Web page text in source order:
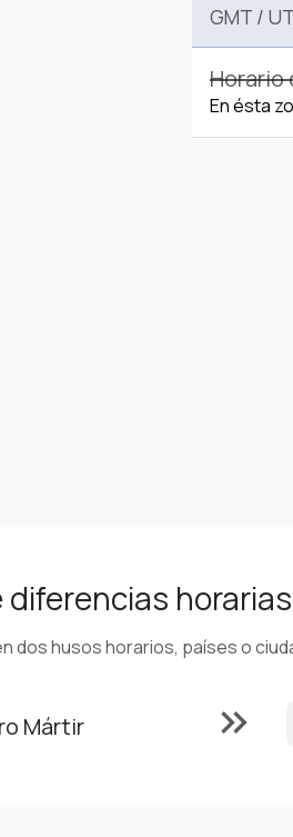
GMT /
Horario
En ésta
diferencias horarias
dos husos horarios, países o
Mártir keyboard_double_arrow_right